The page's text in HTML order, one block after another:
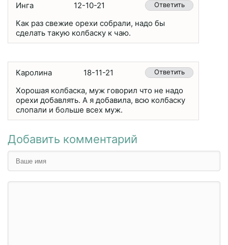
Инга 12-10-21 Ответить
Как раз свежие орехи собрали, надо бы
сделать такую колбаску к чаю.
Каролина 18-11-21 Ответить
Хорошая колбаска, муж говорил что не надо
орехи добавлять. А я добавила, всю колбаску
слопали и больше всех муж.
Добавить комментарий